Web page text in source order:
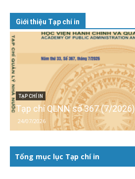
Giới thiệu Tạp chí in
TẠP CHÍ IN
Tạp chí QLNN số 367 (7/2026)
24/07/2026
Tổng mục lục Tạp chí in